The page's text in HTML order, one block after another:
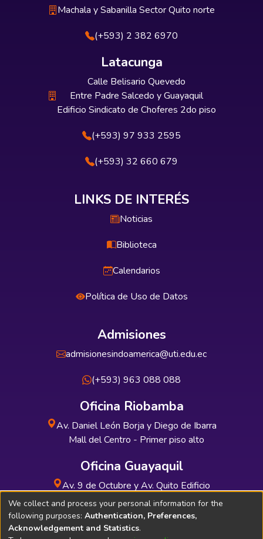
Machala y Sabanilla Sector Quito norte
(+593) 2 382 6970
Latacunga
Calle Belisario Quevedo
Entre Padre Salcedo y Guayaquil
Edificio Sindicato de Choferes 2do piso
(+593) 97 933 2595
(+593) 32 660 679
LINKS DE INTERÉS
Noticias
Biblioteca
Calendarios
Política de Uso de Datos
Admisiones
admisionesindoamerica@uti.edu.ec
(+593) 963 088 088
Oficina Riobamba
Av. Daniel León Borja y Diego de Ibarra
Mall del Centro - Primer piso alto
Oficina Guayaquil
Av. 9 de Octubre y Av. Quito Edificio
INDUAUTO - Planta baja
We collect and process your personal information for the
following purposes: Authentication, Preferences,
Acknowledgement and Statistics.